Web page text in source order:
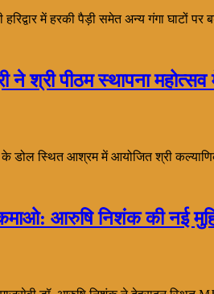
हरिद्वार में हरकी पैड़ी समेत अन्य गंगा घाटों
श्री पीठम स्थापना
के डोल स्थित आश्रम में आयोजित श्री
आरुषि निशंक की नई